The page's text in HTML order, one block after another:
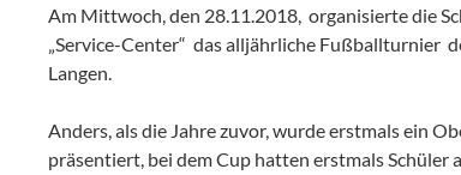
Am Mittwoch, den 28.11.2018, organisierte die
„Service-Center“ das alljährliche Fußballturnier
Langen.
Anders, als die Jahre zuvor, wurde erstmals ein
präsentiert, bei dem Cup hatten erstmals Schüler